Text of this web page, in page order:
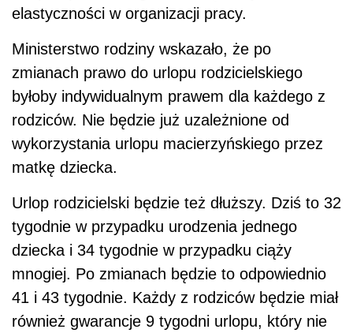
elastyczności w organizacji pracy.
Ministerstwo rodziny wskazało, że po
zmianach prawo do urlopu rodzicielskiego
byłoby indywidualnym prawem dla każdego z
rodziców. Nie będzie już uzależnione od
wykorzystania urlopu macierzyńskiego przez
matkę dziecka.
Urlop rodzicielski będzie też dłuższy. Dziś to 32
tygodnie w przypadku urodzenia jednego
dziecka i 34 tygodnie w przypadku ciąży
mnogiej. Po zmianach będzie to odpowiednio
41 i 43 tygodnie. Każdy z rodziców będzie miał
również gwarancje 9 tygodni urlopu, który nie